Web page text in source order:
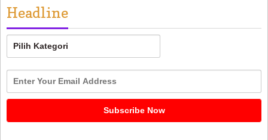
Headline
Headline